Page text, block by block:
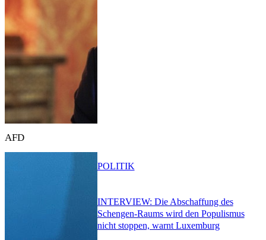
AFD
INTERVIEW: Die Abschaffung des
Schengen-Raums wird den Populismus
nicht stoppen, warnt Luxemburg
POLITIK